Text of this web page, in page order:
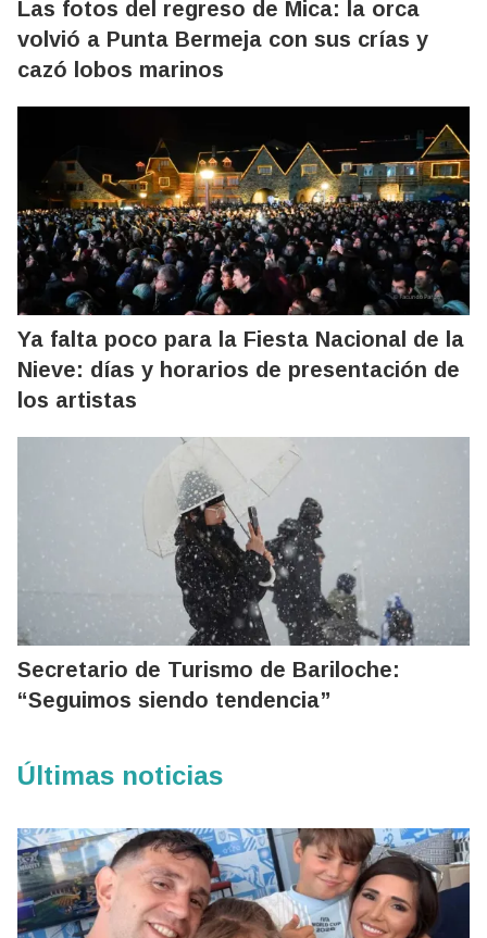
Las fotos del regreso de Mica: la orca
volvió a Punta Bermeja con sus crías y
cazó lobos marinos
Ya falta poco para la Fiesta Nacional de la
Nieve: días y horarios de presentación de
los artistas
Secretario de Turismo de Bariloche:
“Seguimos siendo tendencia”
Últimas noticias